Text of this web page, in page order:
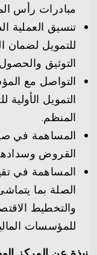
مبادرات رأس
تنسيق العملية
للتمويل لضمان
التوثيق
التواصل مع
التمويل الأولية
المنظم.
المساهمة في
القروض
المساهمة في
الصلة بما
والتخطيط
للمؤسسات